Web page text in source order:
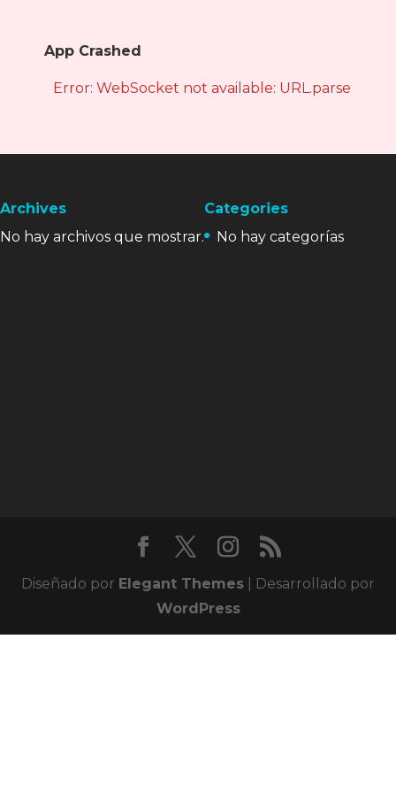
App Crashed
Error: WebSocket not available: URL.parse is
Archives
No hay archivos que mostrar.
Categories
No hay categorías
Diseñado por Elegant Themes | Desarrollado por
WordPress